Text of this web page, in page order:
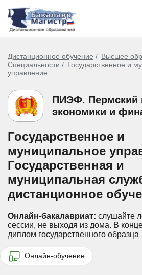
Дистанционное обучение
Высшее
Специальности
Государственное и
управление
ПИЭФ. Пермский
экономики и
Государственное и
муниципальное
Государственная и
муниципальная
дистанционное
Онлайн-бакалавриат: слушайте
сессии, не выходя из дома. В
диплом государственного образца
Онлайн-обучение